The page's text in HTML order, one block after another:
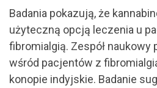
Badania pokazują, że
użyteczną opcją leczenia u
fibromialgią. Zespół naukowy
wśród pacjentów z
konopie indyjskie. Badanie